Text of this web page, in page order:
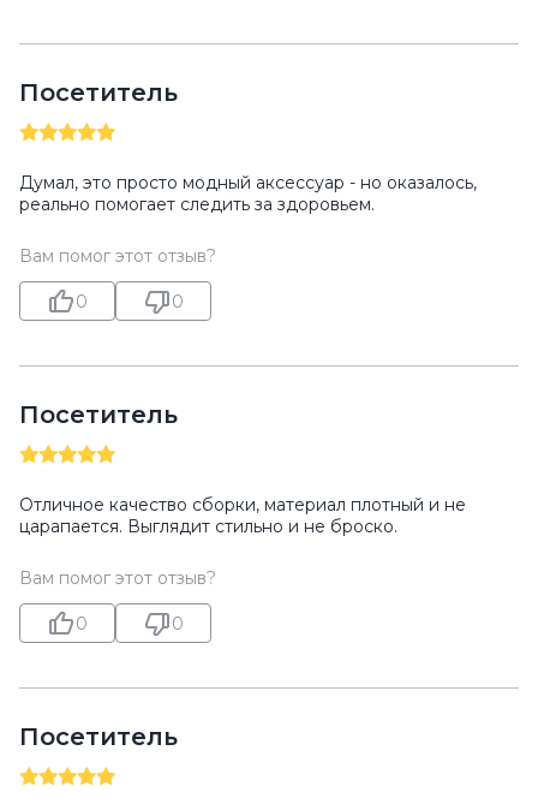
Посетитель
Думал, это просто модный аксессуар - но оказалось,
реально помогает следить за здоровьем.
Вам помог этот отзыв?
0 0
Посетитель
Отличное качество сборки, материал плотный и не
царапается. Выглядит стильно и не броско.
Вам помог этот отзыв?
0 0
Посетитель